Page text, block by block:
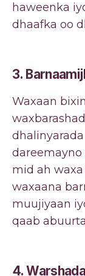
haweenka
dhaafka oo
3.
Waxaan
dareemayno
mid ah
waxaana
muujiyaan
qaab
4.